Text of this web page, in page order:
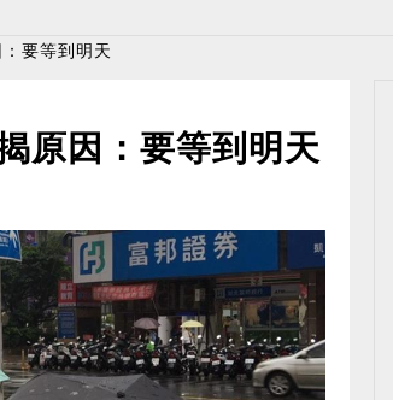
要等到明天
原因：要等到明天